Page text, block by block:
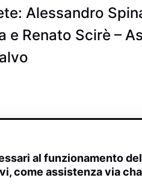
Alessandro
e Renato Scirè –
al funzionamento
come assistenza via